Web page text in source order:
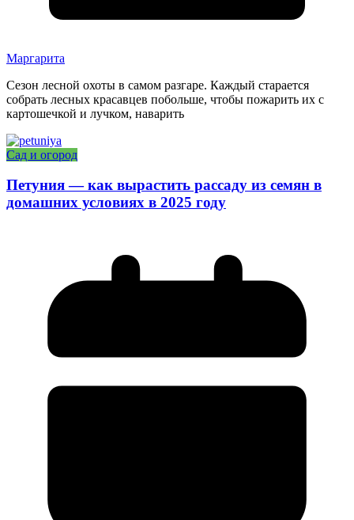
Маргарита
Сезон лесной охоты в самом разгаре. Каждый старается
собрать лесных красавцев побольше, чтобы пожарить их с
картошечкой и лучком, наварить
Сад и огород
Петуния — как вырастить рассаду из семян в
домашних условиях в 2025 году